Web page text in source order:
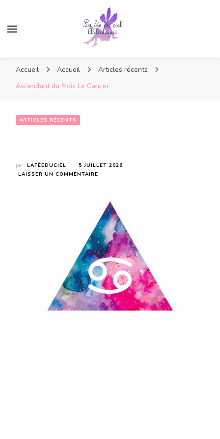
Accueil Accueil
Articles récents
Ascendant du Mois Le Cancer
ARTICLES RÉCENTS
par LAFÉEDUCIEL
5 JUILLET 2026
LAISSER UN COMMENTAIRE
MOIS
LE
CANCER